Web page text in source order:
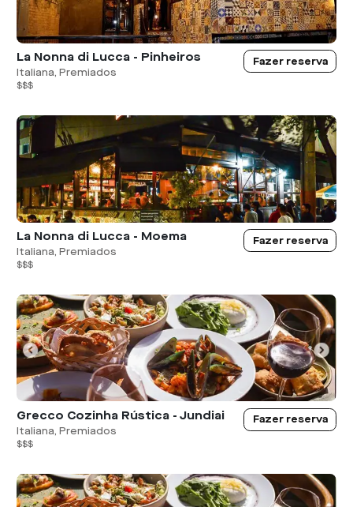
La Nonna di Lucca - Pinheiros
Italiana, Premiados
$$$
Fazer reserva
La Nonna di Lucca - Moema
Italiana, Premiados
$$$
Fazer reserva
Grecco Cozinha Rústica - Jundiai
Italiana, Premiados
$$$
Fazer reserva